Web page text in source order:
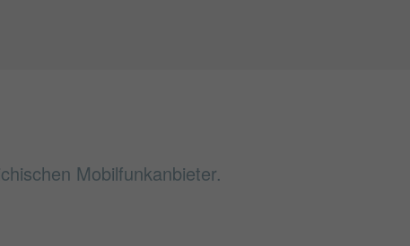
Mobilfunkanbieter.